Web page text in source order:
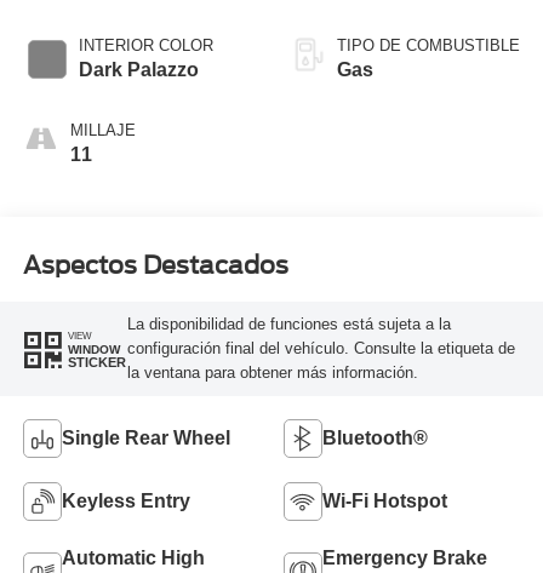
INTERIOR COLOR
Dark Palazzo
MILLAJE
11
Transmission with
SelectShift®
TIPO DE COMBUSTIBLE
Gas
Aspectos Destacados
VIEW
WINDOW
STICKER
La disponibilidad de funciones está sujeta a la
configuración final del vehículo. Consulte la etiqueta de
la ventana para obtener más información.
Single Rear Wheel Bluetooth®
Keyless Entry Wi-Fi Hotspot
Automatic High
Emergency Brake